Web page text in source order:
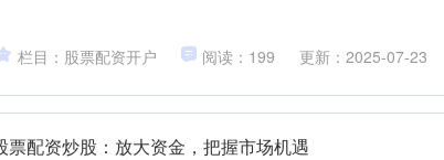
栏目：股票配资开户 阅读：199 更新：2025-07-23
配资炒股：放大资金，把握市场机遇